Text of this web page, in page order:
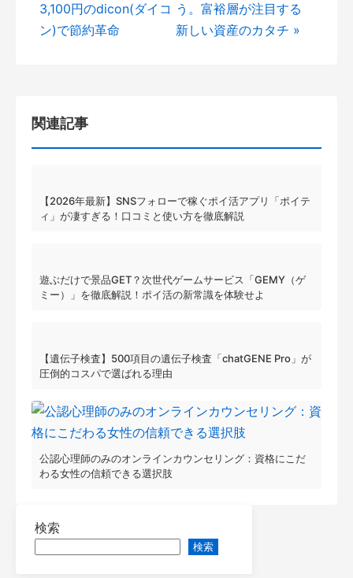
3,100円のdicon(ダイコ
ン)で節約革命
う。富裕層が注目する
新しい資産のカタチ »
関連記事
【2026年最新】SNSフォローで稼ぐポイ活アプリ「ポイテ
ィ」が凄すぎる！口コミと使い方を徹底解説
遊ぶだけで景品GET？次世代ゲームサービス「GEMY（ゲ
ミー）」を徹底解説！ポイ活の新常識を体験せよ
【遺伝子検査】500項目の遺伝子検査「chatGENE Pro」が
圧倒的コスパで選ばれる理由
公認心理師のみのオンラインカウンセリング：資格にこだ
わる女性の信頼できる選択肢
検索
検索